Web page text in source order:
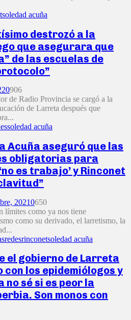
soledad acuña
destrozó a la
que asegurara que
de las escuelas de
0906
de Radio Provincia se cargó a la
de Larreta después que
soledad acuña
Acuña aseguró que las
obligatorias para
es trabajo’ y Rinconet
20210650
límites como ya nos tiene
como su derivado, el larretismo, la
redesrinconetsoledad acuña
el gobierno de Larreta
con los epidemiólogos y
no sé si es peor la
Son monos con